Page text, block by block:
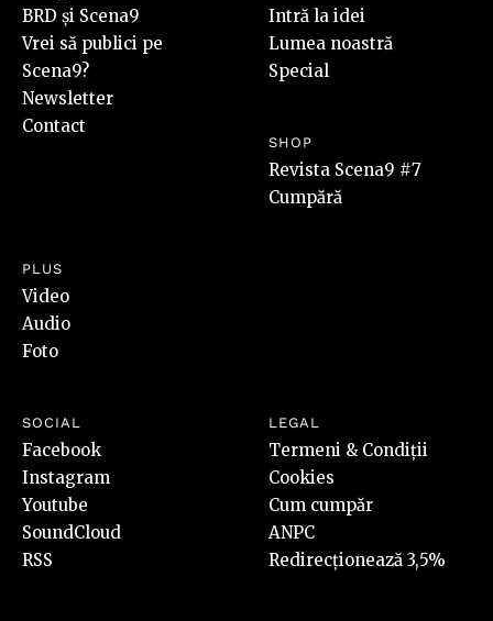
BRD și Scena9
Vrei să publici pe
Scena9?
Newsletter
Contact
Intră la idei
Lumea noastră
Special
SHOP
Revista Scena9 #7
Cumpără
PLUS
Video
Audio
Foto
SOCIAL
Facebook
Instagram
Youtube
SoundCloud
RSS
LEGAL
Termeni & Condiții
Cookies
Cum cumpăr
ANPC
Redirecționează 3,5%